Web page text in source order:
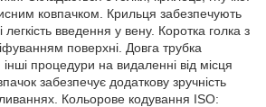
ковпачком. Крильця забезпечують
введення у вену. Коротка голка з
поверхні. Довга трубка
процедури на видаленні від місця
забезпечує додаткову зручність
Кольорове кодування ISO: